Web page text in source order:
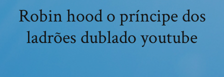
Robin hood o príncipe dos
ladrões dublado youtube